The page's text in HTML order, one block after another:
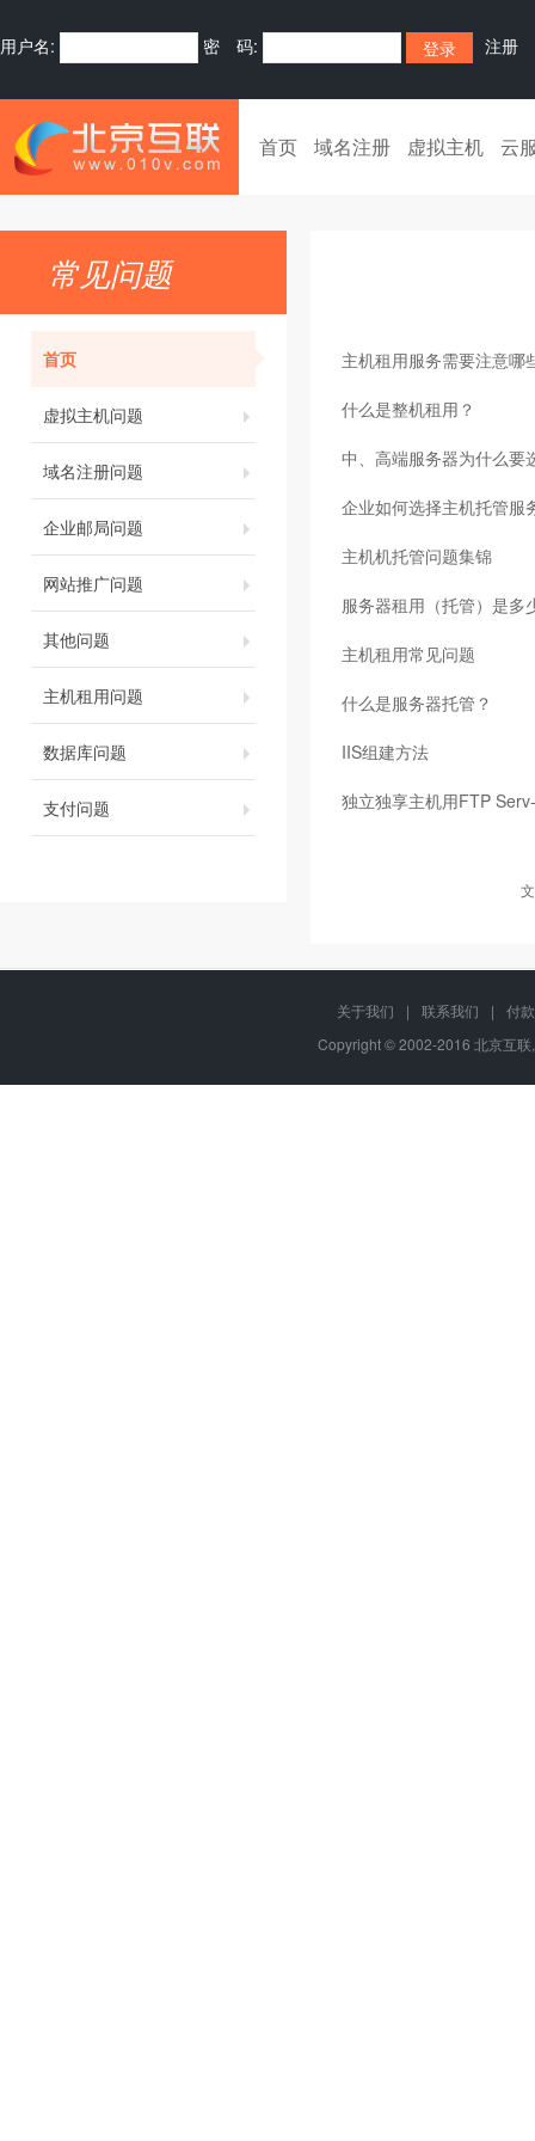
用户名: 密 码: 注册
首页 域名注册 虚拟主机 云
常见问题
首页
虚拟主机问题
域名注册问题
企业邮局问题
网站推广问题
其他问题
主机租用问题
数据库问题
支付问题
主机租用服务需要注意哪
什么是整机租用？
中、高端服务器为什么要
企业如何选择主机托管服
主机机托管问题集锦
服务器租用（托管）是多
主机租用常见问题
什么是服务器托管？
IIS组建方法
独立独享主机用FTP
关于我们 | 联系我们 |
付
Copyright © 2002-2016 北京互